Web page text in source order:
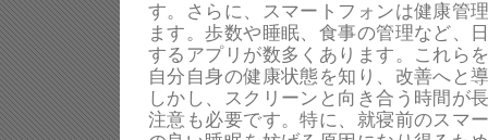
す。さらに、スマートフォンは健康管
ます。歩数や睡眠、食事の管理など、
するアプリが数多くあります。これら
自分自身の健康状態を知り、改善へと
しかし、スクリーンと向き合う時間が
注意も必要です。特に、就寝前のスマ